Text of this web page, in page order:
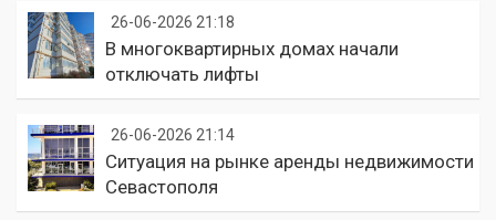
26-06-2026 21:18
В многоквартирных домах начали
отключать лифты
26-06-2026 21:14
Ситуация на рынке аренды недвижимости
Севастополя